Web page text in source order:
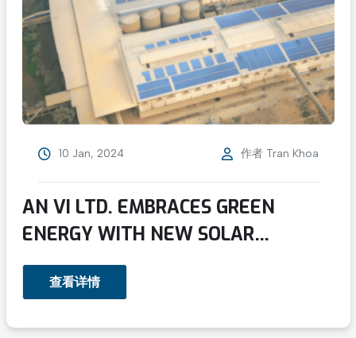
10 Jan, 2024 作者 Tran Khoa
AN VI LTD. EMBRACES GREEN
ENERGY WITH NEW SOLAR
PROJECT IN AN GIANG PROVINCE
查看详情